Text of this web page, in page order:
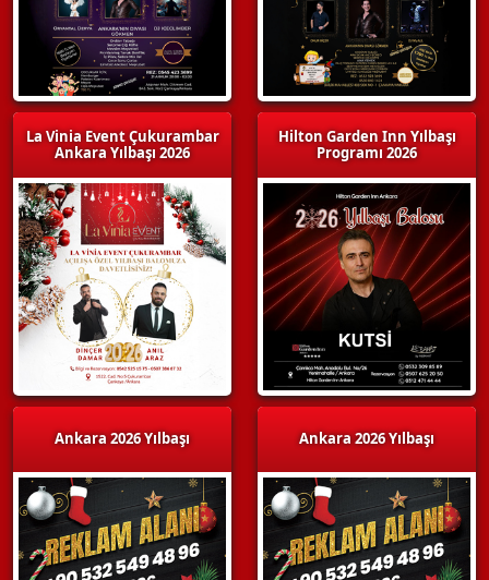
La Vinia Event Çukurambar
Ankara Yılbaşı 2026
Ankara 2026 Yılbaşı
Hilton Garden Inn Yılbaşı
Programı 2026
Ankara 2026 Yılbaşı